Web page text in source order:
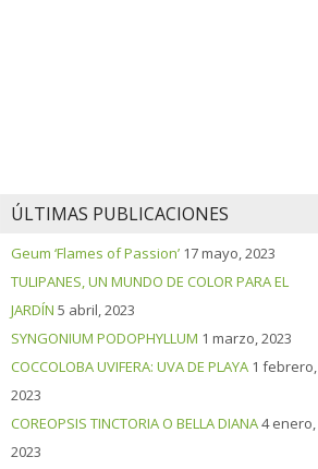
ÚLTIMAS PUBLICACIONES
Geum ‘Flames of Passion’ 17 mayo, 2023
TULIPANES, UN MUNDO DE COLOR PARA EL
JARDÍN 5 abril, 2023
SYNGONIUM PODOPHYLLUM 1 marzo, 2023
COCCOLOBA UVIFERA: UVA DE PLAYA 1 febrero,
2023
COREOPSIS TINCTORIA O BELLA DIANA4 enero,
2023